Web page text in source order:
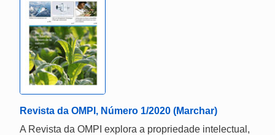
Revista da OMPI, Número 1/2020 (Marchar)
A Revista da OMPI explora a propriedade intelectual,